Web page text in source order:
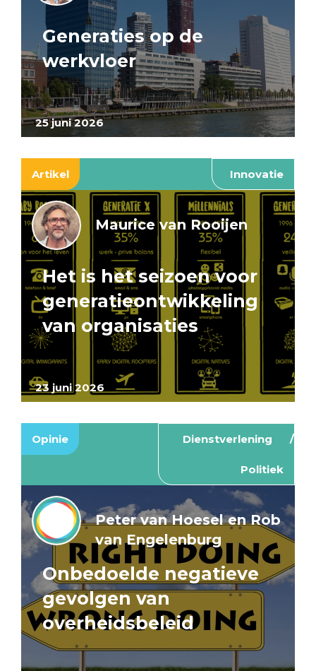
25 juni 2026
Generaties op de
werkvloer
Artikel Innovatie
23 juni 2026
Maurice van Rooijen
Het is het seizoen voor
generatieontwikkeling
van organisaties
Opinie Dienstverlening
Politiek
Peter van Hoesel en Rob
van Engelenburg
Onbedoelde negatieve
gevolgen van
overheidsbeleid